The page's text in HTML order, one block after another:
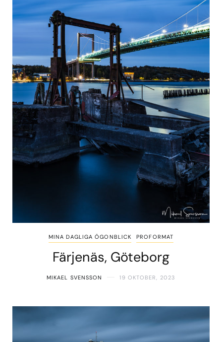
MINA DAGLIGA ÖGONBLICK PROFORMAT
Färjenäs, Göteborg
MIKAEL SVENSSON 19 OKTOBER, 2023